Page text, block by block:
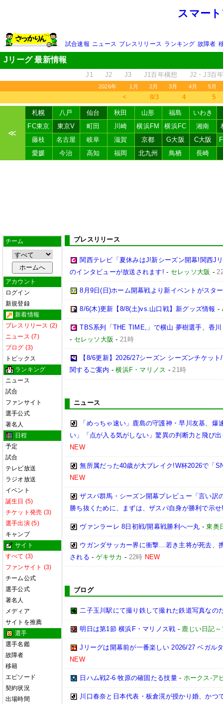
スマー
試合速報 ニュース プレスリリース ランキング 故障者
Jリーグ 最新情報
J1 J2 J3 J1百年構想 J2・J3百
2026年 1月 2月 3月 4月 5月
＜ 8/3 4 5
≪
札幌 八戸 仙台 秋田 山形 福島
いわき
FC東京
東京V 町田 川崎 横浜FM 横浜FC 湘南
藤枝
名古屋 岐阜 滋賀 京都 G大阪 C大阪
愛媛
今治 高知 福岡 北九州 鳥栖 長崎
チーム
アカウント
ログイン
新規登録
新着情報
プレスリリース (2)
ニュース (7)
ブログ (3)
トピックス
ランキング
ニュース
試合
ファンサイト
選手公式
著名人
日程
予定
試合
テレビ放送
ラジオ放送
イベント
誕生日 (5)
チケット発売 (3)
選手出演 (5)
キャンプ
サイト
すべて (3)
ファンサイト (3)
チーム公式
選手公式
著名人
メディア
サイトを推薦
選手
選手名鑑
故障者
移籍
エピソード
契約状況
出場時間
プレスリリース
関西テレビ「夏休みはJ!新シーズン開幕!関西J
のインタビューが放送されます! - セレッソ大阪 -
8月9日(日)ホーム開幕戦より新イベントがスタ
8/6(木)更新【8/8(土)vs.山口戦】新グッズ情報 -
TBS系列「THE TIME,」で横山 夢樹選手、香
- セレッソ大阪 - 21時
【8/6更新】2026/27シーズン シーズンチケッ
関するご案内 -横浜F・マリノス -21時
ニュース
「めっちゃ速い」鹿島の守護神・早川友基、
い」「点が入る気がしない」驚異の判断力と飛び
NEW
無所属だった40歳が大ブレイク!W杯2026で「
NEW
ザスパ群馬・シーズン開幕プレビュー「言い訳
勝ち抜くために、まずは、ザスパ自身が勝利で示せ
ヴァンラーレ 8日初戦/開幕戦勝利へ一丸 -東奥
ウガンダサッカー界に衝撃…若き主将が死去、
される - ゲキサカ - 22時 NEW
ブログ
二子玉川駅にて撮り鉄して撮れた鉄道写真なの
明日は第1節 横浜F・マリノス戦 - 鹿じい日記
Jリーグは開幕前が一番楽しい 2026/27 ベガル
NEW
日ハム戦2-6 牧原の確固たる技量- ホークス-ア
川口春奈と日本代表・板倉滉が授かり婚、か